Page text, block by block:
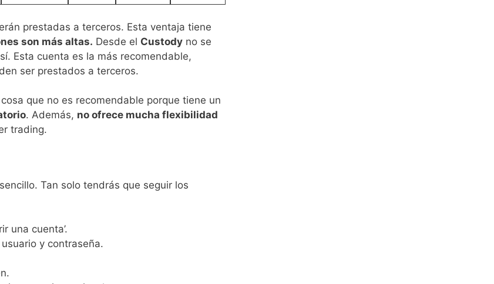
prestadas a terceros. Esta ventaja tiene
son más altas. Desde el Custody no se
sí. Esta cuenta es la más recomendable,
ser prestados a terceros.
cosa que no es recomendable porque tiene un
. Además, no ofrece mucha flexibilidad
trading.
Tan solo tendrás que seguir los
una cuenta’.
y contraseña.